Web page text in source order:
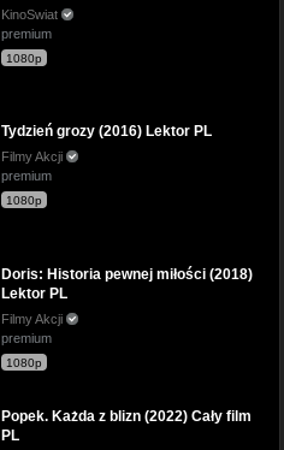
KinoSwiat
premium
1080p
Tydzień grozy (2016) Lektor PL
Filmy Akcji
premium
1080p
Doris: Historia pewnej miłości (2018)
Lektor PL
Filmy Akcji
premium
1080p
Popek. Każda z blizn (2022) Cały film
PL